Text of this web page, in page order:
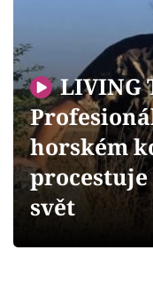
Design
Sledujte
Přihlášení
Sledujte nás
LIVING
horském
procestuje
svět